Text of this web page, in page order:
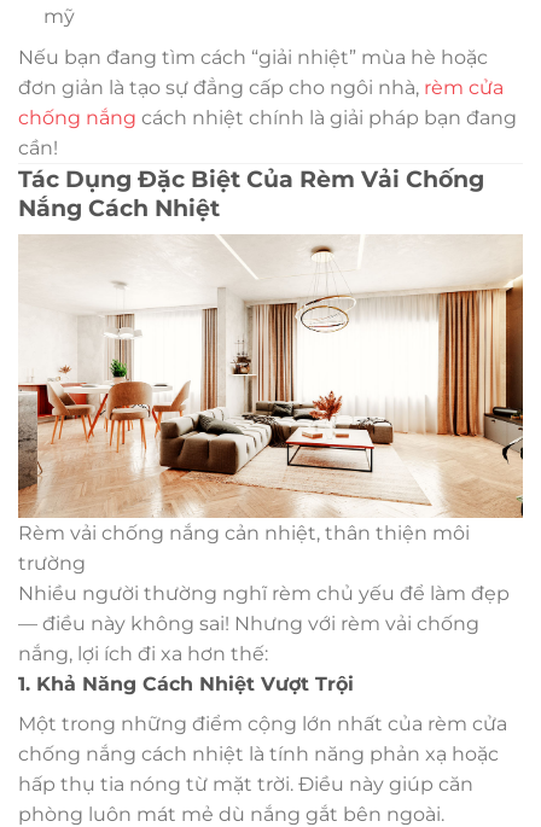
mỹ
Nếu bạn đang tìm cách “giải nhiệt” mùa hè hoặc
đơn giản là tạo sự đẳng cấp cho ngôi nhà, rèm cửa
chống nắng cách nhiệt chính là giải pháp bạn đang
cần!
Tác Dụng Đặc Biệt Của Rèm Vải Chống
Nắng Cách Nhiệt
Rèm vải chống nắng cản nhiệt, thân thiện môi
trường
Nhiều người thường nghĩ rèm chủ yếu để làm đẹp
— điều này không sai! Nhưng với rèm vải chống
nắng, lợi ích đi xa hơn thế:
1. Khả Năng Cách Nhiệt Vượt Trội
Một trong những điểm cộng lớn nhất của rèm cửa
chống nắng cách nhiệt là tính năng phản xạ hoặc
hấp thụ tia nóng từ mặt trời. Điều này giúp căn
phòng luôn mát mẻ dù nắng gắt bên ngoài.